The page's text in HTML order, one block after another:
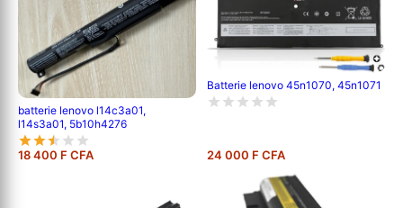
batterie lenovo l14c3a01,
l14s3a01, 5b10h4276
18 400 F CFA
Batterie lenovo 45n1070, 45n1071
24 000 F CFA